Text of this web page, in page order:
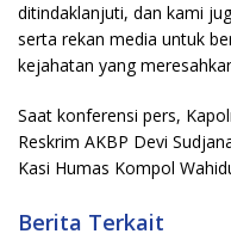
ditindaklanjuti, dan kami
serta rekan media untuk
kejahatan yang
Saat konferensi pers,
Reskrim AKBP Devi
Kasi Humas Kompol
Berita Terkait